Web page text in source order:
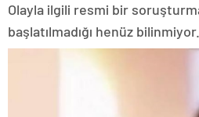
Olayla ilgili resmi bir
başlatılmadığı henüz bilinmiyor.